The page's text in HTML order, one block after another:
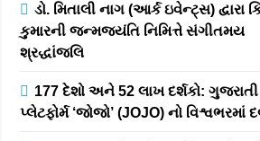
ડો. મિતાલી નાગ (આર્ક ઇવેન્ટ્સ) દ્વારા
કુમારની જન્મજયંતિ નિમિત્તે સંગીતમય
શ્રદ્ધાંજલિ
177 દેશો અને 52 લાખ દર્શકો:
પ્લેટફોર્મ ‘જોજો’ (JOJO) નો વિશ્વભરમાં